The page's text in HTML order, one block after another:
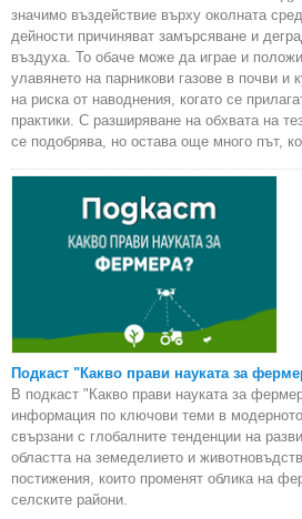
значимо въздействие върху околната
дейности причиняват замърсяване и
въздуха. То обаче може да играе и
улавянето на парникови газове в почви и
на риска от наводнения, когато се
практики. С разширяване на обхвата на
се подобрява, но остава още много път,
Подкаст "Какво прави науката за
В подкаст "Какво прави науката за
информация по ключови теми в
свързани с глобалните тенденции на
областта на земеделието и
постижения, които променят облика на
селските райони.